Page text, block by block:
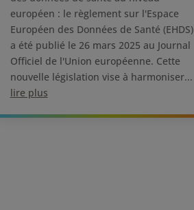
européen : le règlement sur l'Espace
Européen des Données de Santé (EHDS)
a été publié le 26 mars 2025 au Journal
Officiel de l'Union européenne. Cette
nouvelle législation vise à harmoniser...
lire plus